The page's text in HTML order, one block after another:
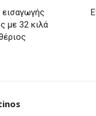
με 32 κιλά